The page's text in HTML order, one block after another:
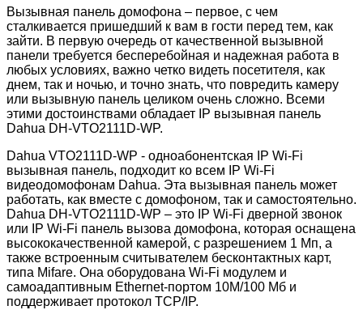
Вызывная панель домофона – первое, с чем
сталкивается пришедший к вам в гости перед тем, как
зайти. В первую очередь от качественной вызывной
панели требуется бесперебойная и надежная работа в
любых условиях, важно четко видеть посетителя, как
днем, так и ночью, и точно знать, что повредить камеру
или вызывную панель целиком очень сложно. Всеми
этими достоинствами обладает IP вызывная панель
Dahua DH-VTO2111D-WP.
Dahua VTO2111D-WP - одноабонентская IP Wi-Fi
вызывная панель, подходит ко всем IP Wi-Fi
видеодомофонам Dahua. Эта вызывная панель может
работать, как вместе с домофоном, так и самостоятельно.
Dahua DH-VTO2111D-WP – это IP Wi-Fi дверной звонок
или IP Wi-Fi панель вызова домофона, которая оснащена
высококачественной камерой, с разрешением 1 Мп, а
также встроенным считывателем бесконтактных карт,
типа Mifare. Она оборудована Wi-Fi модулем и
самоадаптивным Ethernet-портом 10М/100 Мб и
поддерживает протокол TCP/IP.